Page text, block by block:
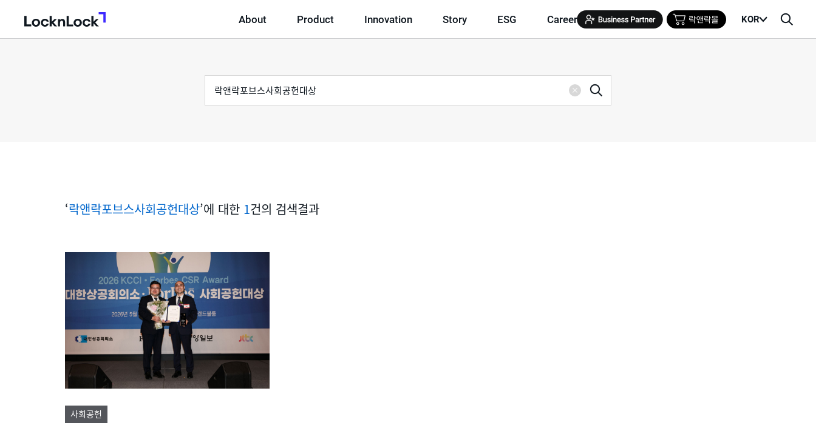
LocknLock
About Product Innovation Story ESG Career KOR
검
뉴
통
색
삭
검
‘락앤락포브스사회공헌대상’에 대한 1건의 검색결과
사회공헌